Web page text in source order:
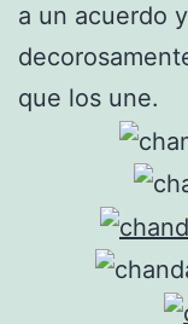
a un acuerdo
que los une.